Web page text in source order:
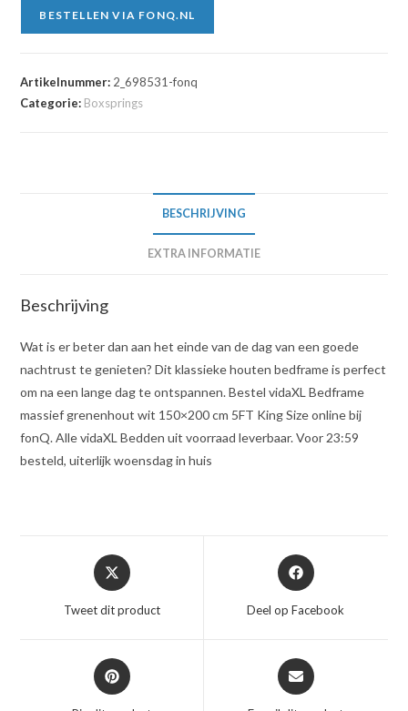
BESTELLEN VIA FONQ.NL
Artikelnummer: 2_698531-fonq
Categorie: Boxsprings
BESCHRIJVING
EXTRA INFORMATIE
Beschrijving
Wat is er beter dan aan het einde van de dag van een goede
nachtrust te genieten? Dit klassieke houten bedframe is perfect
om na een lange dag te ontspannen. Bestel vidaXL Bedframe
massief grenenhout wit 150×200 cm 5FT King Size online bij
fonQ. Alle vidaXL Bedden uit voorraad leverbaar. Voor 23:59
besteld, uiterlijk woensdag in huis
Opent
in
nieuw
Tweet dit product
Opent
in
nieuw
Deel op Facebook
Opent
in
Opent
in